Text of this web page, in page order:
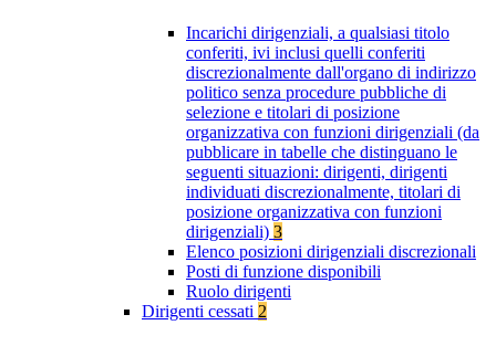
Incarichi dirigenziali, a qualsiasi titolo
conferiti, ivi inclusi quelli conferiti
discrezionalmente dall'organo di indirizzo
politico senza procedure pubbliche di
selezione e titolari di posizione
organizzativa con funzioni dirigenziali (da
pubblicare in tabelle che distinguano le
seguenti situazioni: dirigenti, dirigenti
individuati discrezionalmente, titolari di
posizione organizzativa con funzioni
dirigenziali) 3
Elenco posizioni dirigenziali discrezionali
Posti di funzione disponibili
Ruolo dirigenti
Dirigenti cessati 2